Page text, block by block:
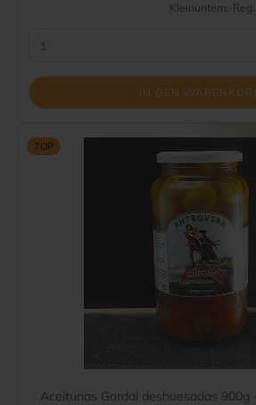
Kleinuntern.-
IN DEN
TOP
Aceitunas Gordal deshuesadas 900g